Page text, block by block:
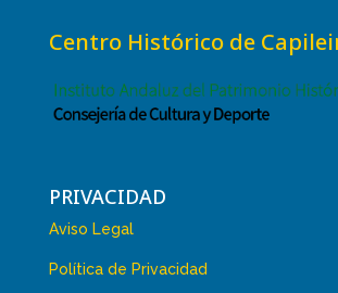
Centro Histórico de
PRIVACIDAD
Aviso Legal
Política de Privacidad